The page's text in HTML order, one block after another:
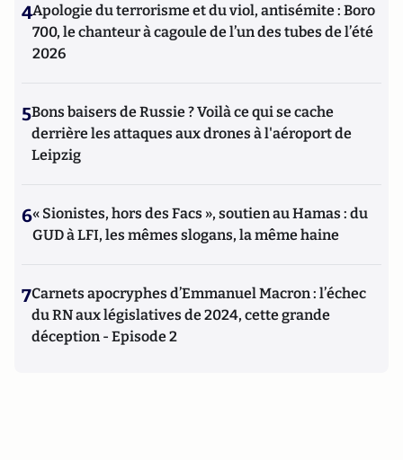
4Apologie du terrorisme et du viol, antisémite : Boro
700, le chanteur à cagoule de l’un des tubes de l’été
2026
5Bons baisers de Russie ? Voilà ce qui se cache
derrière les attaques aux drones à l'aéroport de
Leipzig
6« Sionistes, hors des Facs », soutien au Hamas : du
GUD à LFI, les mêmes slogans, la même haine
7Carnets apocryphes d’Emmanuel Macron : l’échec
du RN aux législatives de 2024, cette grande
déception - Episode 2